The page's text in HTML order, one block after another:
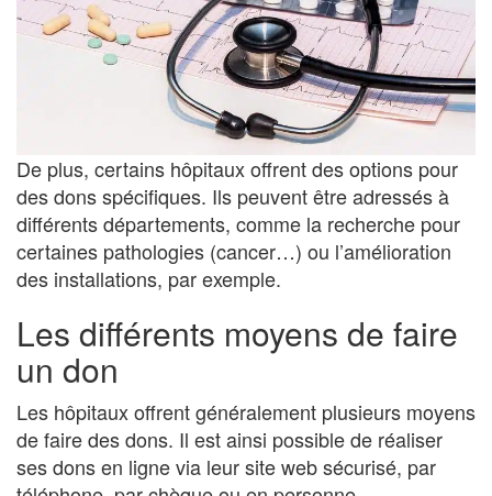
De plus, certains hôpitaux offrent des options pour
des dons spécifiques. Ils peuvent être adressés à
différents départements, comme la recherche pour
certaines pathologies (cancer…) ou l’amélioration
des installations, par exemple.
Les différents moyens de faire
un don
Les hôpitaux offrent généralement plusieurs moyens
de faire des dons. Il est ainsi possible de réaliser
ses dons en ligne via leur site web sécurisé, par